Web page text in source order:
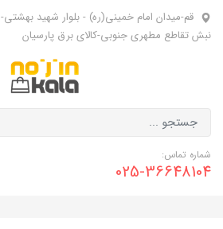
قم-میدان امام خمینی(ره) - بلوار شهید بهشتی-
نبش تقاطع مطهری جنوبی-کالای برق پارسیان
شماره تماس:
025-36648104